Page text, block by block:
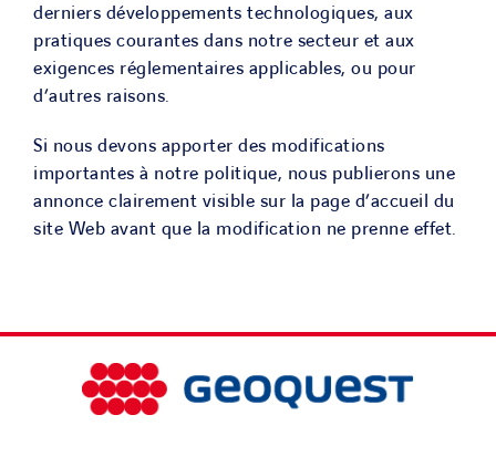
derniers développements technologiques, aux
pratiques courantes dans notre secteur et aux
exigences réglementaires applicables, ou pour
d’autres raisons.
Si nous devons apporter des modifications
importantes à notre politique, nous publierons une
annonce clairement visible sur la page d’accueil du
site Web avant que la modification ne prenne effet.